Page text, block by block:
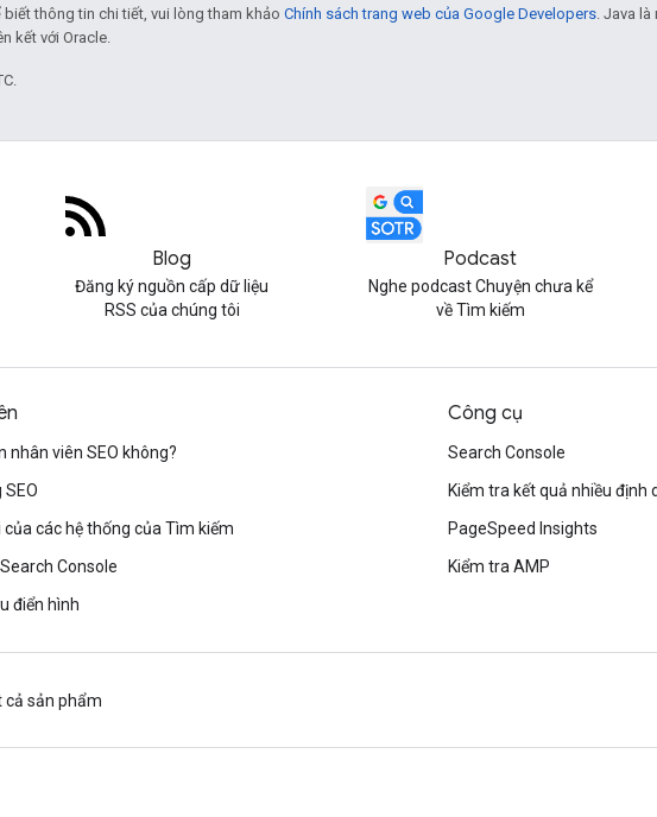
biết thông tin chi tiết, vui lòng tham khảo Chính sách trang web của Google Developers . Java
kết với Oracle.
Blog
Đăng ký nguồn cấp dữ liệu
RSS của chúng tôi
Podcast
Nghe podcast Chuyện chưa kể
về Tìm kiếm
nhân viên SEO không?
các hệ thống của Tìm kiếm
Console
điển hình
Công cụ
Search Console
Kiểm tra kết quả nhiều định
PageSpeed Insights
Kiểm tra AMP
cả sản phẩm